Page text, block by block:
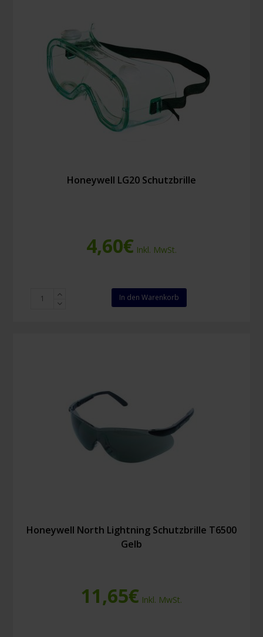
Honeywell LG20 Schutzbrille
4,60€ Inkl. MwSt.
Honeywell
In den Warenkorb
Honeywell North Lightning Schutzbrille T6500
Gelb
11,65€ Inkl. MwSt.